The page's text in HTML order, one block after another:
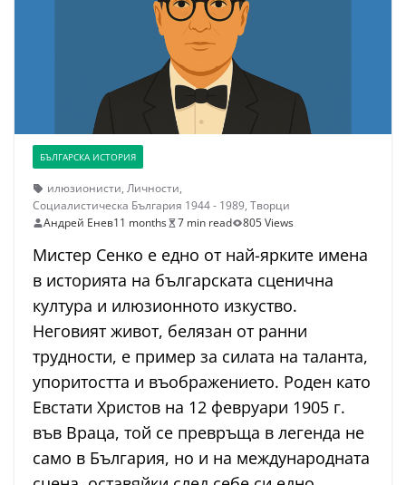
БЪЛГАРСКА ИСТОРИЯ
илюзионисти, Личности,
Социалистическа България 1944 - 1989, Творци
Андрей Енев11 months 7 min read 805 Views
Мистер Сенко е едно от най-ярките имена
в историята на българската сценична
култура и илюзионното изкуство.
Неговият живот, белязан от ранни
трудности, е пример за силата на таланта,
упоритостта и въображението. Роден като
Евстати Христов на 12 февруари 1905 г.
във Враца, той се превръща в легенда не
само в България, но и на международната